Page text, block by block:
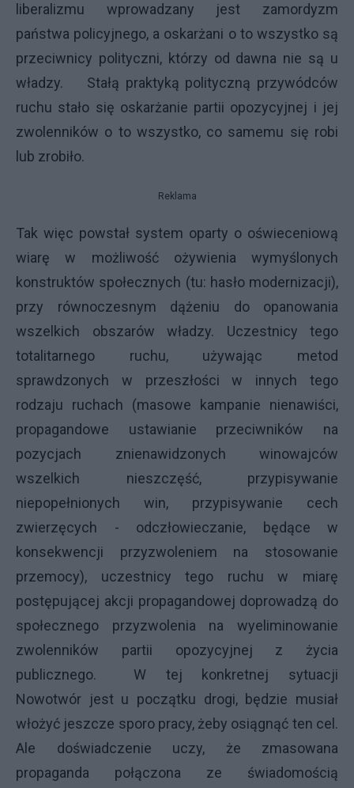
liberalizmu wprowadzany jest zamordyzm
państwa policyjnego, a oskarżani o to wszystko są
przeciwnicy polityczni, którzy od dawna nie są u
władzy. Stałą praktyką polityczną przywódców
ruchu stało się oskarżanie partii opozycyjnej i jej
zwolenników o to wszystko, co samemu się robi
lub zrobiło.
Reklama
Tak więc powstał system oparty o oświeceniową
wiarę w możliwość ożywienia wymyślonych
konstruktów społecznych (tu: hasło modernizacji),
przy równoczesnym dążeniu do opanowania
wszelkich obszarów władzy. Uczestnicy tego
totalitarnego ruchu, używając metod
sprawdzonych w przeszłości w innych tego
rodzaju ruchach (masowe kampanie nienawiści,
propagandowe ustawianie przeciwników na
pozycjach znienawidzonych winowajców
wszelkich nieszczęść, przypisywanie
niepopełnionych win, przypisywanie cech
zwierzęcych - odczłowieczanie, będące w
konsekwencji przyzwoleniem na stosowanie
przemocy), uczestnicy tego ruchu w miarę
postępującej akcji propagandowej doprowadzą do
społecznego przyzwolenia na wyeliminowanie
zwolenników partii opozycyjnej z życia
publicznego. W tej konkretnej sytuacji
Nowotwór jest u początku drogi, będzie musiał
włożyć jeszcze sporo pracy, żeby osiągnąć ten cel.
Ale doświadczenie uczy, że zmasowana
propaganda połączona ze świadomością